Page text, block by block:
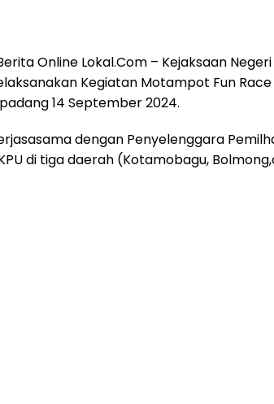
Online Lokal.Com – Kejaksaan Negeri
Kegiatan Motampot Fun
14 September 2024.
dengan Penyelenggara
di tiga daerah (Kotamobagu,